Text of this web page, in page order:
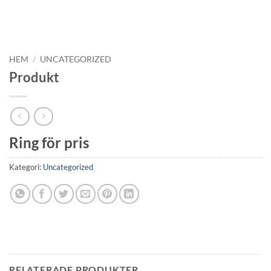
HEM / UNCATEGORIZED
Produkt
Ring för pris
Kategori: Uncategorized